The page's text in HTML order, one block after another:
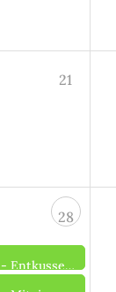
21
28
-Entkusseln und Impfen: Aktion Heidepflege Bertlings Haar